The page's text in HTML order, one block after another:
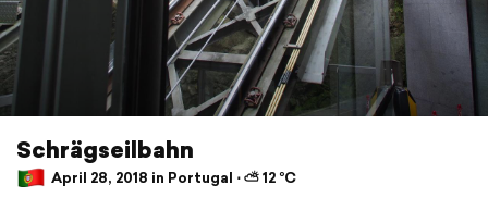
Schrägseilbahn
April 28, 2018 in Portugal ⋅ ⛅ 12 °C